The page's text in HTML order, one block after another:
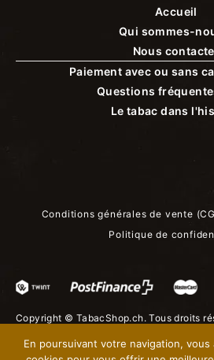
Accueil
Qui sommes-
Nous
Paiement avec ou sans
Questions
Le tabac dans
Conditions générales de vente
Politique de
Copyright © TabacShop.ch. Tous droits
En poursuivant votre navigation,